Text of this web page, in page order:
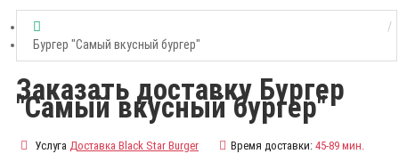
Бургер "Самый вкусный бургер"
Заказать доставку Бургер
"Самый вкусный бургер"
Услуга Доставка Black Star Burger Время доставки: 45-89 мин.